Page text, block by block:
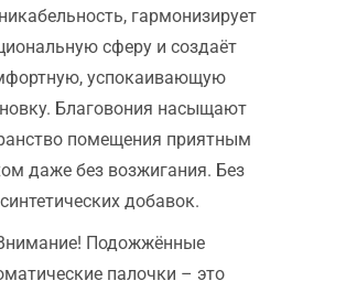
гармонизирует
сферу и создаёт
успокаивающую
Благовония насыщают
помещения приятным
даже без возжигания. Без
синтетических добавок.
Подожжённые
палочки – это